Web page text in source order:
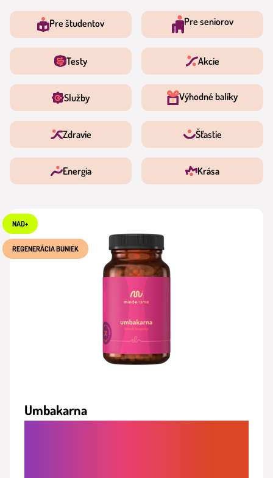
Pre študentov Pre seniorov
Testy Akcie
Služby Výhodné balíky
Zdravie Šťastie
Energia Krása
NAD+
REGENERÁCIA BUNIEK
Umbakarna